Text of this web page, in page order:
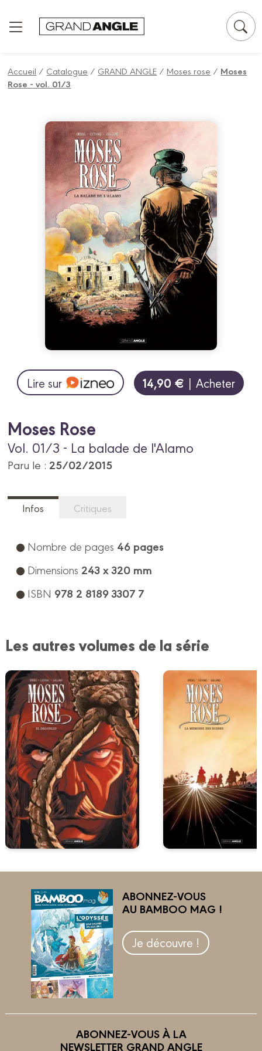
Accueil / Catalogue / GRAND ANGLE /Moses rose / Moses
Rose - vol. 01/3
Lire sur 14,90 € | Acheter
Moses Rose
Vol. 01/3 - La balade de l'Alamo
Paru le : 25/02/2015
Infos Critiques
Nombre de pages 46 pages
Dimensions 243 x 320 mm
ISBN 978 2 8189 3307 7
Les autres volumes de la série
ABONNEZ-VOUS
AU BAMBOO MAG !
Je découvre !
ABONNEZ-VOUS À LA
NEWSLETTER GRAND ANGLE